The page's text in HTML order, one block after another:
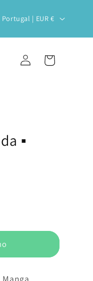
P
Portugal | EUR €
Iniciar
sessão
Carrinho
▪️